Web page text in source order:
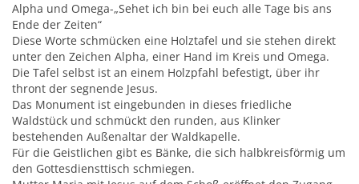
Alpha und Omega-„Sehet ich bin bei euch alle Tage bis ans
Ende der Zeiten“
Diese Worte schmücken eine Holztafel und sie stehen direkt
unter den Zeichen Alpha, einer Hand im Kreis und Omega.
Die Tafel selbst ist an einem Holzpfahl befestigt, über ihr
thront der segnende Jesus.
Das Monument ist eingebunden in dieses friedliche
Waldstück und schmückt den runden, aus Klinker
bestehenden Außenaltar der Waldkapelle.
Für die Geistlichen gibt es Bänke, die sich halbkreisförmig um
den Gottesdiensttisch schmiegen.